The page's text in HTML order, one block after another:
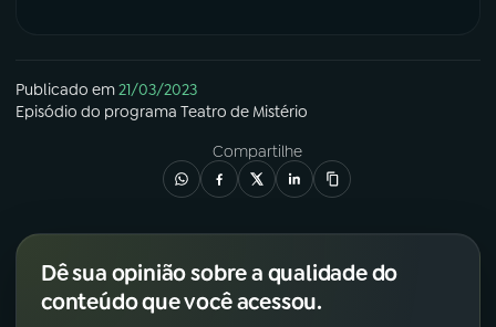
Publicado em21/03/2023
Episódio do programa Teatro de Mistério
Compartilhe
Dê sua opinião sobre a qualidade do
conteúdo que você acessou.